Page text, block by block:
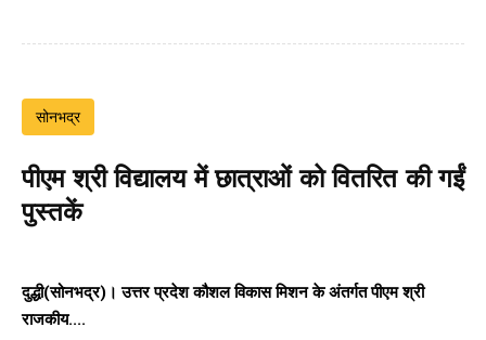
सोनभद्र
पीएम श्री विद्यालय में छात्राओं को वितरित की गईं
पुस्तकें
दुद्धी(सोनभद्र)। उत्तर प्रदेश कौशल विकास मिशन के अंतर्गत पीएम श्री
राजकीय....